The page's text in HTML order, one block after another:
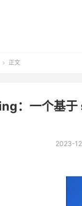
 正文
：一个基于
2023-